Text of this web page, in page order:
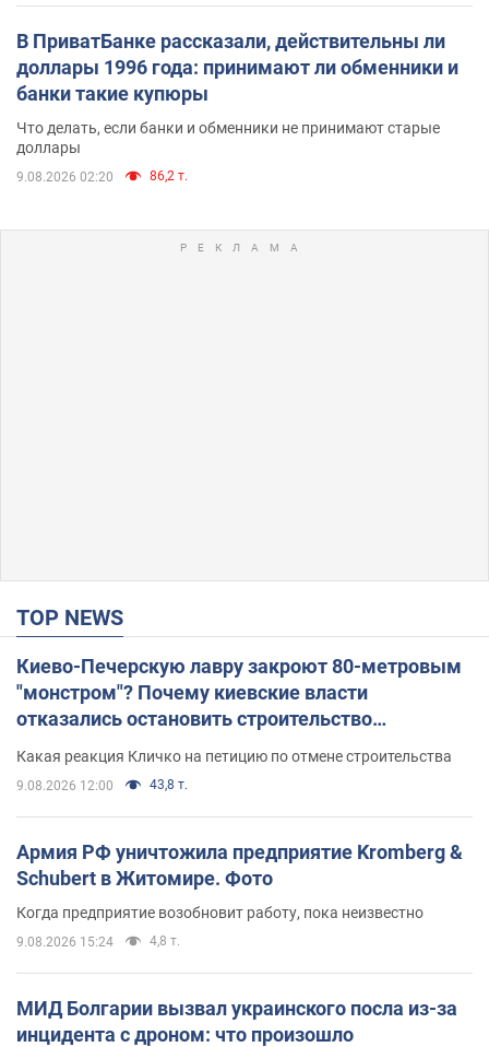
В ПриватБанке рассказали, действительны ли
доллары 1996 года: принимают ли обменники и
банки такие купюры
Что делать, если банки и обменники не принимают старые
доллары
9.08.2026 02:20 86,2 т.
TOP NEWS
Киево-Печерскую лавру закроют 80-метровым
"монстром"? Почему киевские власти
отказались остановить строительство
Какая реакция Кличко на петицию по отмене строительства
9.08.2026 12:00 43,8 т.
Армия РФ уничтожила предприятие Kromberg &
Schubert в Житомире. Фото
Когда предприятие возобновит работу, пока неизвестно
9.08.2026 15:24 4,8 т.
МИД Болгарии вызвал украинского посла из-за
инцидента с дроном: что произошло